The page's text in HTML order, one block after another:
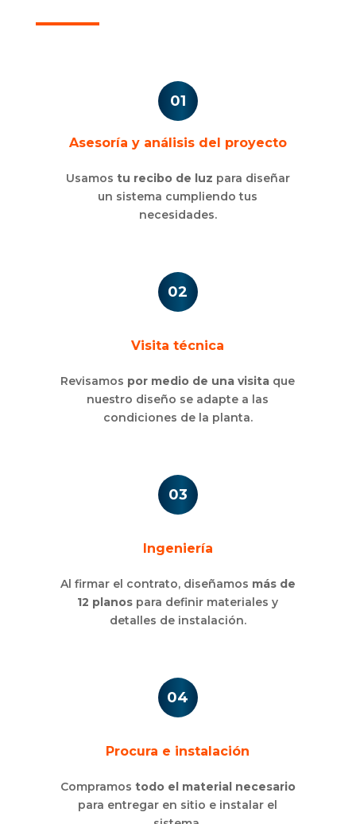
01
Asesoría y análisis del proyecto
Usamos tu recibo de luz para diseñar
un sistema cumpliendo tus
necesidades.
02
Visita técnica
Revisamos por medio de una visita que
nuestro diseño se adapte a las
condiciones de la planta.
03
Ingeniería
Al firmar el contrato, diseñamos más de
12 planos para definir materiales y
detalles de instalación.
04
Procura e instalación
Compramos todo el material necesario
para entregar en sitio e instalar el